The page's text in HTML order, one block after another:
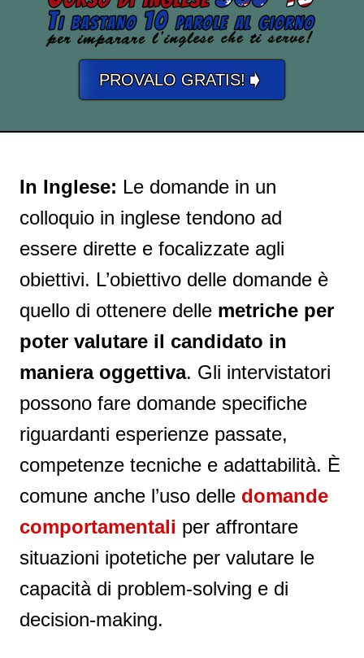
PROVALO GRATIS! ➧
In Inglese: Le domande in un
colloquio in inglese tendono ad
essere dirette e focalizzate agli
obiettivi. L’obiettivo delle domande è
quello di ottenere delle metriche per
poter valutare il candidato in
maniera oggettiva. Gli intervistatori
possono fare domande specifiche
riguardanti esperienze passate,
competenze tecniche e adattabilità. È
comune anche l’uso delle domande
comportamentali per affrontare
situazioni ipotetiche per valutare le
capacità di problem-solving e di
decision-making.